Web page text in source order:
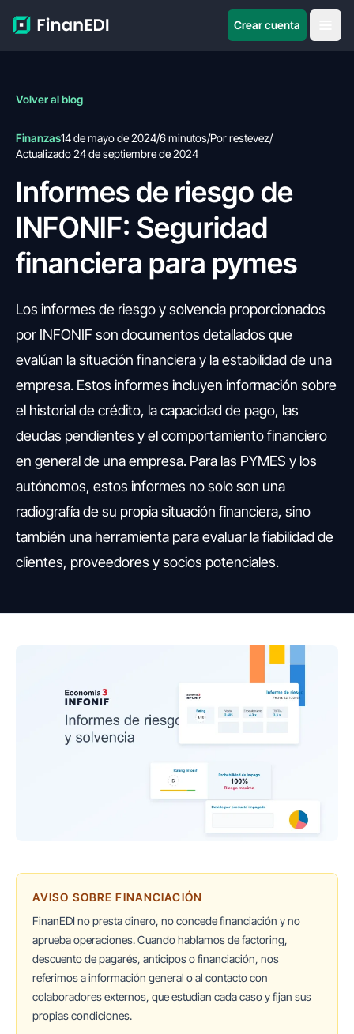
Crear cuenta
Volver al blog
Finanzas14 de mayo de 2024/6 minutos/Por restevez/
Actualizado 24 de septiembre de 2024
Informes de riesgo de
INFONIF: Seguridad
financiera para pymes
Los informes de riesgo y solvencia proporcionados
por INFONIF son documentos detallados que
evalúan la situación financiera y la estabilidad de una
empresa. Estos informes incluyen información sobre
el historial de crédito, la capacidad de pago, las
deudas pendientes y el comportamiento financiero
en general de una empresa. Para las PYMES y los
autónomos, estos informes no solo son una
radiografía de su propia situación financiera, sino
también una herramienta para evaluar la fiabilidad de
clientes, proveedores y socios potenciales.
AVISO SOBRE FINANCIACIÓN
FinanEDI no presta dinero, no concede financiación y no
aprueba operaciones. Cuando hablamos de factoring,
descuento de pagarés, anticipos o financiación, nos
referimos a información general o al contacto con
colaboradores externos, que estudian cada caso y fijan sus
propias condiciones.